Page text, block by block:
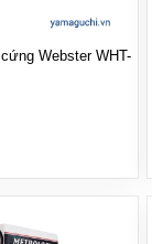
Webster WHT-